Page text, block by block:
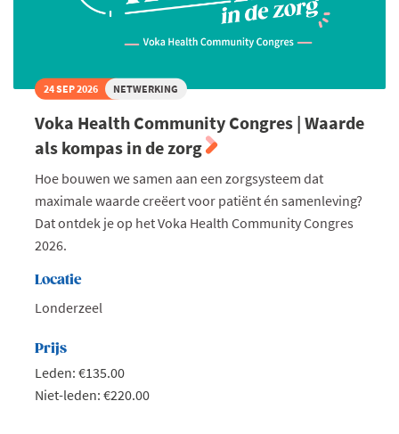
24 SEP 2026 NETWERKING
Voka Health Community Congres | Waarde
als kompas in de zorg
Hoe bouwen we samen aan een zorgsysteem dat
maximale waarde creëert voor patiënt én samenleving?
Dat ontdek je op het Voka Health Community Congres
2026.
Locatie
Londerzeel
Prijs
Leden: €135.00
Niet-leden: €220.00